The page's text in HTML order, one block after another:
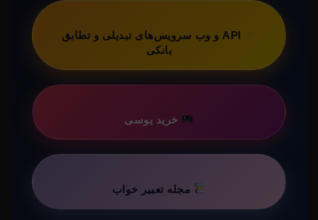
API و وب سرویس‌های تبدیلی و تطابق
بانکی
خرید یوسی
مجله تعبیر خواب